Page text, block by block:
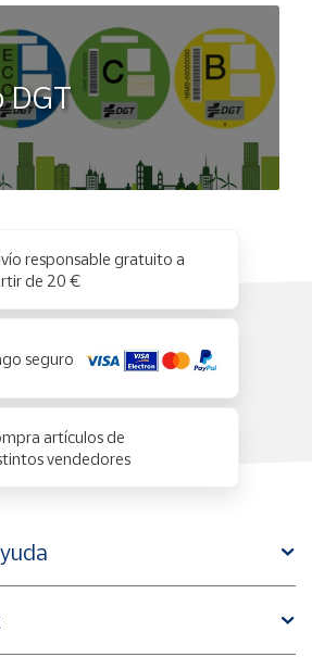
responsable gratuito a
de 20 €
seguro
artículos de
vendedores